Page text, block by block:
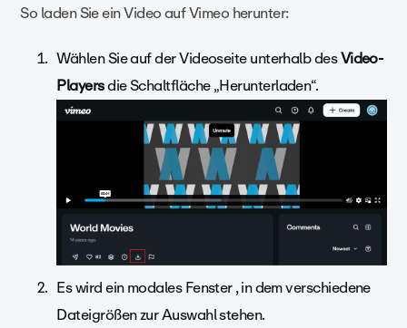
So laden Sie ein Video auf Vimeo herunter:
Wählen Sie auf der Videoseite unterhalb desVideo-
Playersdie Schaltfläche „Herunterladen“.
Es wird ein modales Fenster , in dem verschiedene
Dateigrößen zur Auswahl stehen.